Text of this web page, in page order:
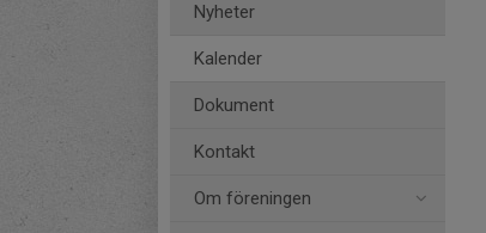
Nyheter
Kalender
Dokument
Kontakt
Om föreningen